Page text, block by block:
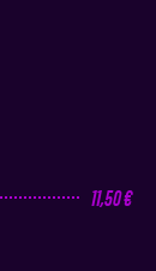
11,50 €